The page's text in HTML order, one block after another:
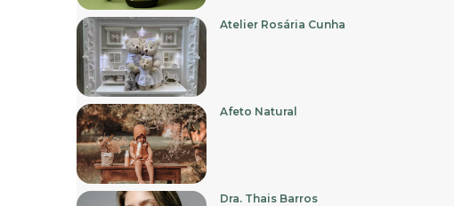
Atelier Rosária Cunha
Afeto Natural
Dra. Thais Barros